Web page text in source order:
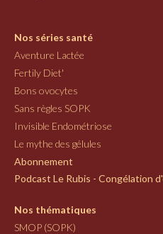
Nos séries santé
Aventure Lactée
Fertily Diet'
Bons ovocytes
Sans règles SOPK
Invisible Endométriose
Le mythe des gélules
Abonnement
Podcast Le Rubis - Congélation
Nos thématiques
SMOP (SOPK)